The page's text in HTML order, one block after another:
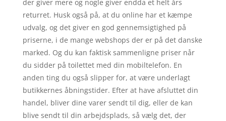
der giver mere og nogle giver endda et helt års
returret. Husk også på, at du online har et kæmpe
udvalg, og det giver en god gennemsigtighed på
priserne, i de mange webshops der er på det danske
marked. Og du kan faktisk sammenligne priser når
du sidder på toilettet med din mobiltelefon. En
anden ting du også slipper for, at være underlagt
butikkernes åbningstider. Efter at have afsluttet din
handel, bliver dine varer sendt til dig, eller de kan
blive sendt til din arbejdsplads, så vælg det, der